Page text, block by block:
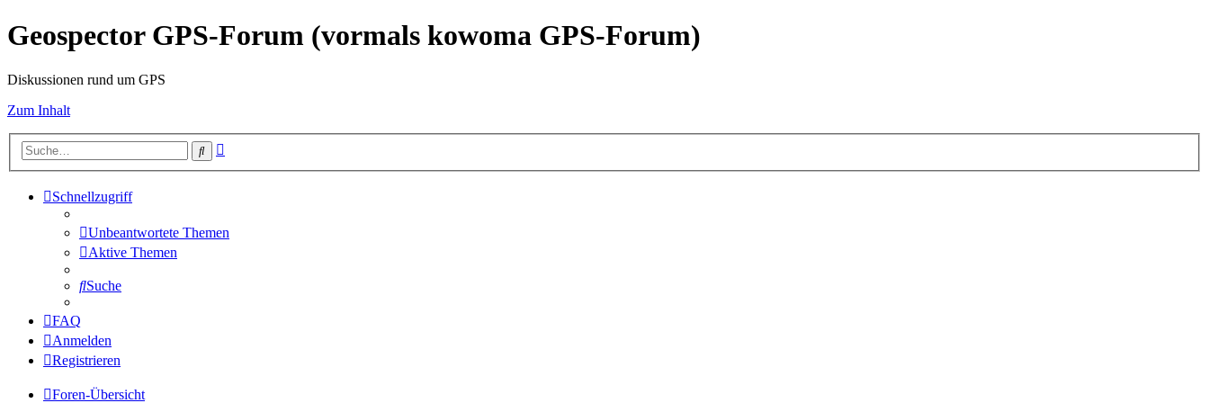
Geospector GPS-Forum (vormals kowoma GPS-Forum)
Diskussionen rund um GPS
Zum Inhalt
Suche
Schnellzugriff
Unbeantwortete Themen
Aktive Themen
Suche
FAQ
Anmelden
Registrieren
Foren-Übersicht